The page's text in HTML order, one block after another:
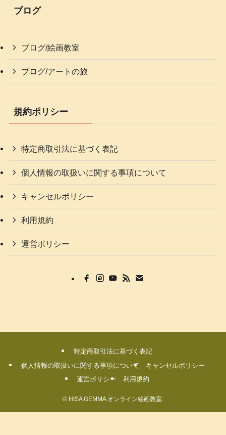
ブログ
ブログ/絵画教室
ブログ/アートの旅
規約ポリシー
特定商取引法に基づく表記
個人情報の取扱いに関する事項について
キャンセルポリシー
利用規約
運営ポリシー
特定商取引法に基づく表記
個人情報の取扱いに関する事項について
キャンセルポリシー
運営ポリシー
利用規約
© HISA GEMMA オンライン絵画教室.